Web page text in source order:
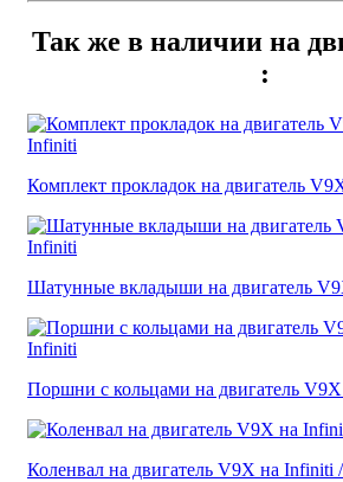
Так же в наличии на
:
Комплект прокладок на двигатель
Шатунные вкладыши на двигатель
Поршни с кольцами на двигатель
Коленвал на двигатель V9X на Infiniti